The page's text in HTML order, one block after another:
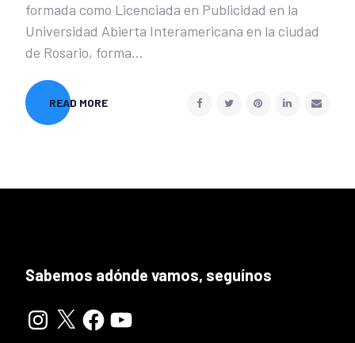
formada como Licenciada en Publicidad en la
Universidad Abierta Interamericana en la ciudad
de Rosario, forma...
READ MORE
Sabemos adónde vamos, seguínos
Instagram
X Facebook
YouTube